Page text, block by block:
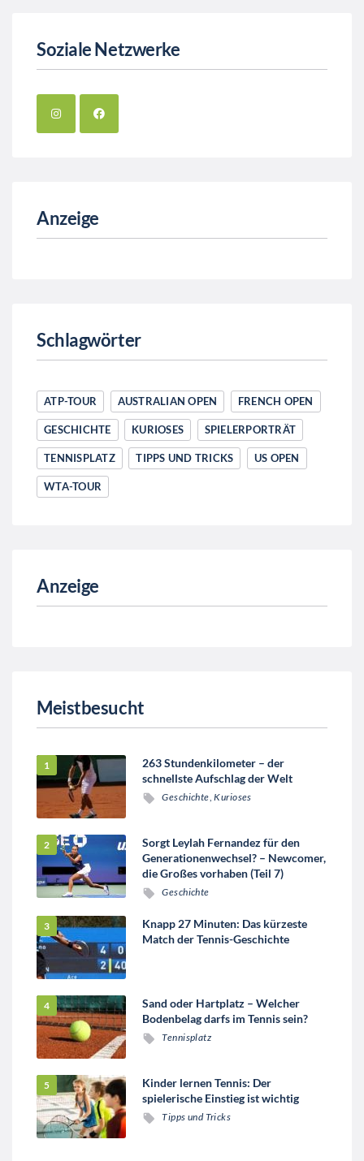
Soziale Netzwerke
Anzeige
Schlagwörter
ATP-TOUR AUSTRALIAN OPEN FRENCH OPEN
GESCHICHTE KURIOSES SPIELERPORTRÄT
TENNISPLATZ TIPPS UND TRICKS US OPEN
WTA-TOUR
Anzeige
Meistbesucht
263 Stundenkilometer – der
schnellste Aufschlag der Welt
Geschichte ,Kurioses
Sorgt Leylah Fernandez für den
Generationenwechsel? – Newcomer,
die Großes vorhaben (Teil 7)
Geschichte
Knapp 27 Minuten: Das kürzeste
Match der Tennis-Geschichte
Sand oder Hartplatz – Welcher
Bodenbelag darfs im Tennis sein?
Tennisplatz
Kinder lernen Tennis: Der
spielerische Einstieg ist wichtig
Tipps und Tricks